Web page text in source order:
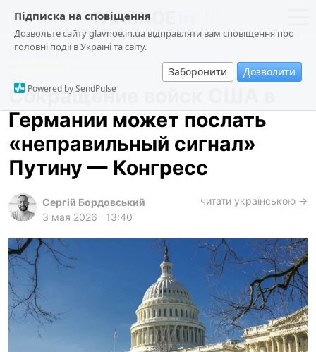
Підписка на сповіщення
Дозвольте сайту glavnoe.in.ua відправляти вам сповіщення про
головні події в Україні та світу.
Заборонити Дозволити
Powered by SendPulse
новости
о проекте
общество
происшествия
криминал
техно
харьков
архив
gambling
Политика
Сокращение войск США в
Германии может послать
«неправильный сигнал»
Путину — Конгресс
Сергій Бордовський
3 мая 2026
13:40
читати українською →